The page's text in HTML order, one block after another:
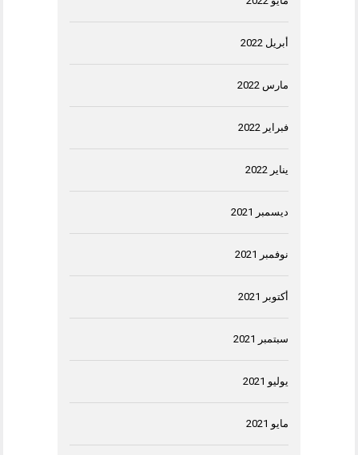
أبريل 2022
مارس 2022
فبراير 2022
يناير 2022
ديسمبر 2021
نوفمبر 2021
أكتوبر 2021
سبتمبر 2021
يوليو 2021
مايو 2021